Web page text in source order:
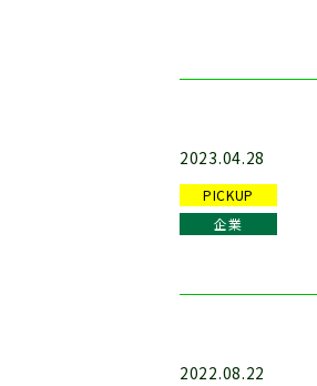
2023.04.28
PICKUP
企業
2022.08.22